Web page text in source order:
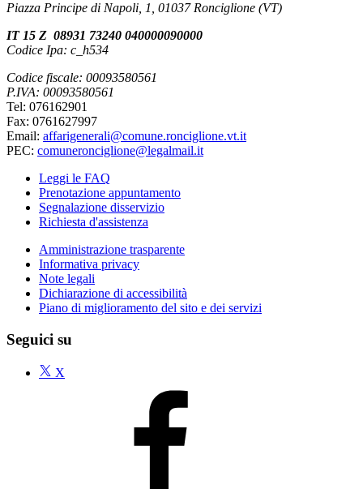
Piazza Principe di Napoli, 1, 01037 Ronciglione (VT)
IT 15 Z 08931 73240 040000090000
Codice Ipa: c_h534
Codice fiscale: 00093580561
P.IVA: 00093580561
Tel: 076162901
Fax: 0761627997
Email: affarigenerali@comune.ronciglione.vt.it
PEC: comuneronciglione@legalmail.it
Leggi le FAQ
Prenotazione appuntamento
Segnalazione disservizio
Richiesta d'assistenza
Amministrazione trasparente
Informativa privacy
Note legali
Dichiarazione di accessibilità
Piano di miglioramento del sito e dei servizi
Seguici su
X